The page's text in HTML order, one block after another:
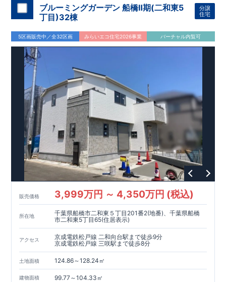
■第三者機関が設計・建物検査(全四回)を実施 ■税制優遇あり
4分野6項目で最高等級を取得!
□ 構造の安定 (耐風等級2・耐震等級3) □ 劣化の軽減 (劣化対
策等級3) □ 維持管理への配慮 (維持管理対策等級3) □ 空気環
境 (ホルムアルデヒド発散等級3)
快適に長く住める住宅
【長期優良住宅】
優遇あり
ーで振れ幅を大幅に低減、繰り返す地震に強い『耐震+制震』
■メンテナンスフリー
現地案内予約受付中
詳細やご見学など、お気軽にお問合せ下さ
い♪ 東栄住宅 本八幡営業所 TEL:047-377-6220
ブルーミングガーデン 船橋Ⅱ期(二和東5
丁目)32棟
分譲
住宅
5区画販売中／全32区画 みらいエコ住宅2026事業 バーチャル内覧可
販売価格 3,999万円 ～ 4,350万円 (税込)
所在地
千葉県船橋市二和東５丁目201番2(地番)、千葉県船橋
市二和東5丁目65(住居表示)
アクセス
京成電鉄松戸線 二和向台駅まで徒歩9分
京成電鉄松戸線 三咲駅まで徒歩8分
土地面積 124.86～128.24㎡
建物面積 99.77～104.33㎡